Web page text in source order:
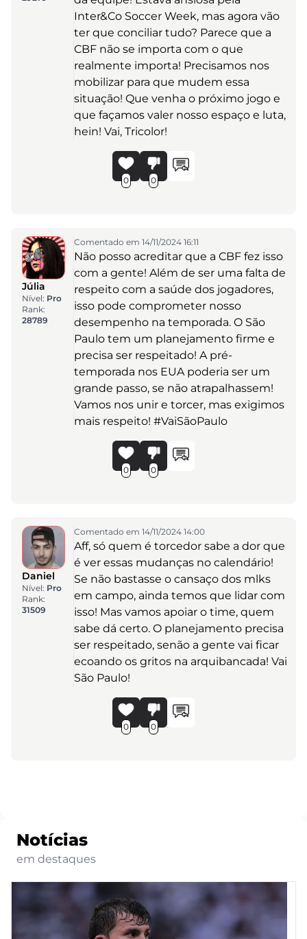
Inter&Co Soccer Week, mas agora vão
ter que conciliar tudo? Parece que a
CBF não se importa com o que
realmente importa! Precisamos nos
mobilizar para que mudem essa
situação! Que venha o próximo jogo e
que façamos valer nosso espaço e luta,
hein! Vai, Tricolor!
0 0
Júlia
Nível: Pro
Rank:
28789
Comentado em 14/11/2024 16:11
Não posso acreditar que a CBF fez isso
com a gente! Além de ser uma falta de
respeito com a saúde dos jogadores,
isso pode comprometer nosso
desempenho na temporada. O São
Paulo tem um planejamento firme e
precisa ser respeitado! A pré-
temporada nos EUA poderia ser um
grande passo, se não atrapalhassem!
Vamos nos unir e torcer, mas exigimos
mais respeito! #VaiSãoPaulo
0 0
Daniel
Nível: Pro
Rank:
31509
Comentado em 14/11/2024 14:00
Aff, só quem é torcedor sabe a dor que
é ver essas mudanças no calendário!
Se não bastasse o cansaço dos mlks
em campo, ainda temos que lidar com
isso! Mas vamos apoiar o time, quem
sabe dá certo. O planejamento precisa
ser respeitado, senão a gente vai ficar
ecoando os gritos na arquibancada! Vai
São Paulo!
0 0
Notícias
em destaques